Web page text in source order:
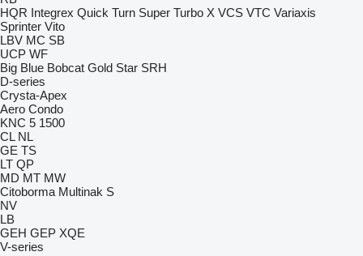
HQR Integrex Quick Turn Super Turbo X VCS VTC Variaxis
Sprinter Vito
LBV MC SB
UCP WF
Big Blue Bobcat Gold Star SRH
D-series
Crysta-Apex
Aero Condo
KNC 5 1500
CL NL
GE TS
LT QP
MD MT MW
Citoborma Multinak S
NV
LB
GEH GEP XQE
V-series